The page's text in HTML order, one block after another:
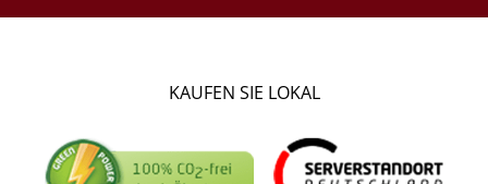
KAUFEN SIE LOKAL